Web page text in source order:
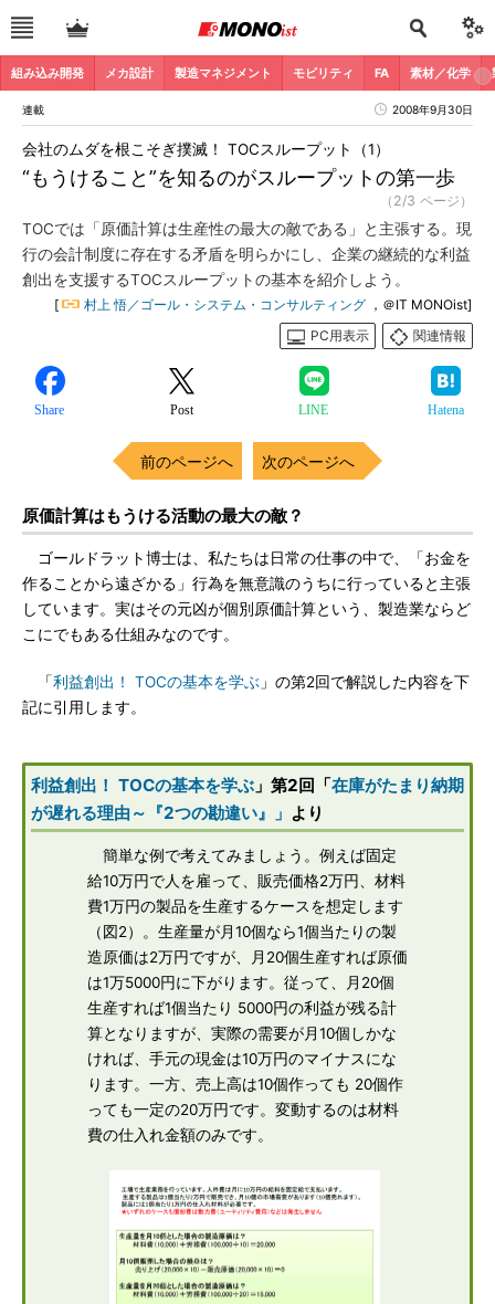
組み込み開発 メカ設計 製造マネジメント モビリティ FA 素材／化学
連載 2008年9月30日
“もうけること”を知るのがスループットの第一歩
会社のムダを根こそぎ撲滅！ TOCスループット（1）
（2/3 ページ）
TOCでは「原価計算は生産性の最大の敵である」と主張する。現
行の会計制度に存在する矛盾を明らかにし、企業の継続的な利益
創出を支援するTOCスループットの基本を紹介しよう。
[ 村上 悟／ゴール・システム・コンサルティング ，＠IT MONOist]
PC用表示
関連情報
Share Post LINE Hatena
前のページへ 次のページへ
原価計算はもうける活動の最大の敵？
ゴールドラット博士は、私たちは日常の仕事の中で、「お金を
作ることから遠ざかる」行為を無意識のうちに行っていると主張
しています。実はその元凶が個別原価計算という、製造業ならど
こにでもある仕組みなのです。
「利益創出！ TOCの基本を学ぶ 」の第2回で解説した内容を下
記に引用します。
利益創出！ TOCの基本を学ぶ 」第2回「在庫がたまり納期
が遅れる理由～『2つの勘違い』」 より
簡単な例で考えてみましょう。例えば固定
給10万円で人を雇って、販売価格2万円、材料
費1万円の製品を生産するケースを想定します
（図2）。生産量が月10個なら1個当たりの製
造原価は2万円ですが、月20個生産すれば原価
は1万5000円に下がります。従って、月20個
生産すれば1個当たり 5000円の利益が残る計
算となりますが、実際の需要が月10個しかな
ければ、手元の現金は10万円のマイナスにな
ります。一方、売上高は10個作っても 20個作
っても一定の20万円です。変動するのは材料
費の仕入れ金額のみです。